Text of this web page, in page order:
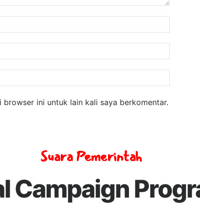
ini untuk lain kali saya berkomentar.
Suara Pemerintah
Campaign